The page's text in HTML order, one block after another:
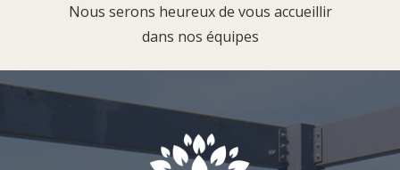
Nous serons heureux de vous accueillir
dans nos équipes